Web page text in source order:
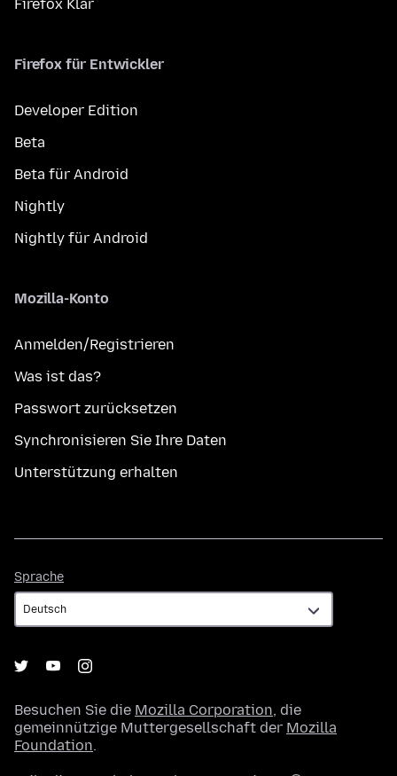
Firefox Klar
Firefox für Entwickler
Developer Edition
Beta
Beta für Android
Nightly
Nightly für Android
Mozilla-Konto
Anmelden/Registrieren
Was ist das?
Passwort zurücksetzen
Synchronisieren Sie Ihre Daten
Unterstützung erhalten
Sprache
Besuchen Sie die Mozilla Corporation, die
gemeinnützige Muttergesellschaft der Mozilla
Foundation.